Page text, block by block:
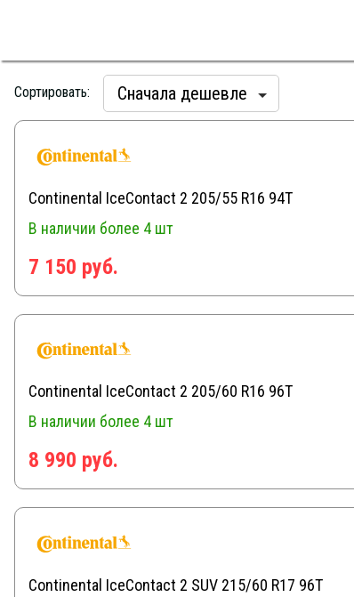
Сортировать: Сначала дешевле
Continental IceContact 2 205/55 R16 94T
В наличии более 4 шт
7 150 руб.
Continental IceContact 2 205/60 R16 96T
В наличии более 4 шт
8 990 руб.
Continental IceContact 2 SUV 215/60 R17 96T